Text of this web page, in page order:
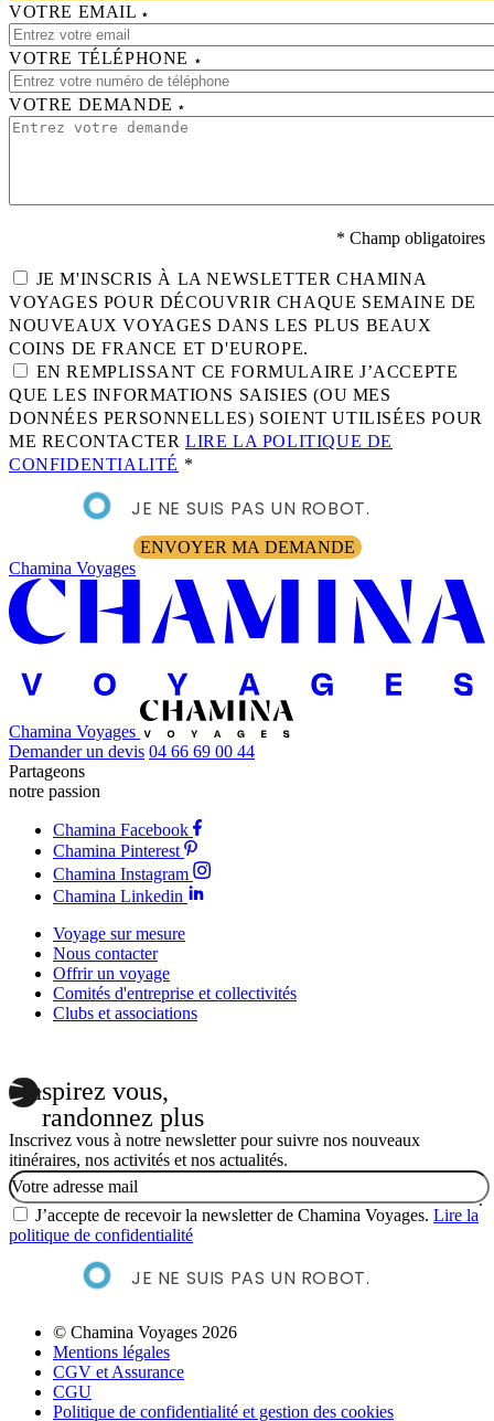
VOTRE EMAIL
VOTRE TÉLÉPHONE
VOTRE DEMANDE
* Champ obligatoires
JE M'INSCRIS À LA NEWSLETTER CHAMINA
VOYAGES POUR DÉCOUVRIR CHAQUE SEMAINE DE
NOUVEAUX VOYAGES DANS LES PLUS BEAUX
COINS DE FRANCE ET D'EUROPE.
EN REMPLISSANT CE FORMULAIRE J’ACCEPTE
QUE LES INFORMATIONS SAISIES (OU MES
DONNÉES PERSONNELLES) SOIENT UTILISÉES POUR
ME RECONTACTERLIRE LA POLITIQUE DE
CONFIDENTIALITÉ *
JE NE SUIS PAS UN ROBOT.
ENVOYER MA DEMANDE
Chamina Voyages
Chamina Voyages
Demander un devis 04 66 69 00 44
Partageons
notre passion
Chamina Facebook
Chamina Pinterest
Chamina Instagram
Chamina Linkedin
Voyage sur mesure
Nous contacter
Offrir un voyage
Comités d'entreprise et collectivités
Clubs et associations
Inspirez vous,
randonnez plus
Inscrivez vous à notre newsletter pour suivre nos nouveaux
itinéraires, nos activités et nos actualités.
Email
J’accepte de recevoir la newsletter de Chamina Voyages. Lire la
politique de confidentialité
JE NE SUIS PAS UN ROBOT.
© Chamina Voyages 2026
Mentions légales
CGV et Assurance
CGU
Politique de confidentialité et gestion des cookies